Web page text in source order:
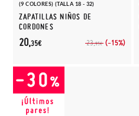
(9 COLORES) (TALLA 18 - 32)
ZAPATILLAS NIÑOS DE
CORDONES
23,95€ (-15%)
20,35€